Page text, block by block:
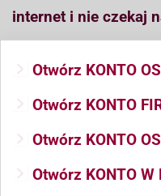
internet i nie czekaj
Otwórz KONTO
Otwórz KONTO
Otwórz KONTO
Otwórz KONTO W